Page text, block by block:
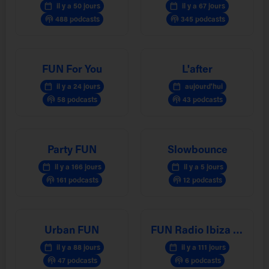
calendar_today il y a 50 jours
podcasts 488 podcasts
calendar_today il y a 67 jours
podcasts 345 podcasts
FUN For You
calendar_today il y a 24 jours
podcasts 58 podcasts
L'after
calendar_today aujourd'hui
podcasts 43 podcasts
Party FUN
calendar_today il y a 166 jours
podcasts 161 podcasts
Slowbounce
calendar_today il y a 5 jours
podcasts 12 podcasts
Urban FUN
calendar_today il y a 88 jours
podcasts 47 podcasts
FUN Radio Ibiza Experience
calendar_today il y a 111 jours
podcasts 6 podcasts